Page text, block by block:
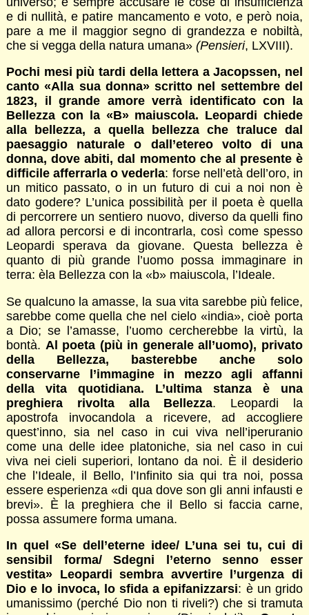
e di nullità, e patire mancamento e voto, e però noia,
pare a me il maggior segno di grandezza e nobiltà,
che si vegga della natura umana»(Pensieri, LXVIII).
Pochi mesi più tardi della lettera a Jacopssen, nel
canto «Alla sua donna» scritto nel settembre del
1823, il grande amore verrà identificato con la
Bellezza con la «B» maiuscola. Leopardi chiede
alla bellezza, a quella bellezza che traluce dal
paesaggio naturale o dall’etereo volto di una
donna, dove abiti, dal momento che al presente è
difficile afferrarla o vederla: forse nell’età dell’oro, in
un mitico passato, o in un futuro di cui a noi non è
dato godere? L’unica possibilità per il poeta è quella
di percorrere un sentiero nuovo, diverso da quelli fino
ad allora percorsi e di incontrarla, così come spesso
Leopardi sperava da giovane. Questa bellezza è
quanto di più grande l’uomo possa immaginare in
terra: èla Bellezza con la «b» maiuscola, l’Ideale.
Se qualcuno la amasse, la sua vita sarebbe più felice,
sarebbe come quella che nel cielo «india», cioè porta
a Dio; se l’amasse, l’uomo cercherebbe la virtù, la
bontà. Al poeta (più in generale all’uomo), privato
della Bellezza, basterebbe anche solo
conservarne l’immagine in mezzo agli affanni
della vita quotidiana. L’ultima stanza è una
preghiera rivolta alla Bellezza. Leopardi la
apostrofa invocandola a ricevere, ad accogliere
quest’inno, sia nel caso in cui viva nell’iperuranio
come una delle idee platoniche, sia nel caso in cui
viva nei cieli superiori, lontano da noi. È il desiderio
che l’Ideale, il Bello, l’Infinito sia qui tra noi, possa
essere esperienza «di qua dove son gli anni infausti e
brevi». È la preghiera che il Bello si faccia carne,
possa assumere forma umana.
In quel «Se dell’eterne idee/ L’una sei tu, cui di
sensibil forma/ Sdegni l’eterno senno esser
vestita» Leopardi sembra avvertire l’urgenza di
Dio e lo invoca, lo sfida a epifanizzarsi: è un grido
umanissimo (perché Dio non ti riveli?) che si tramuta